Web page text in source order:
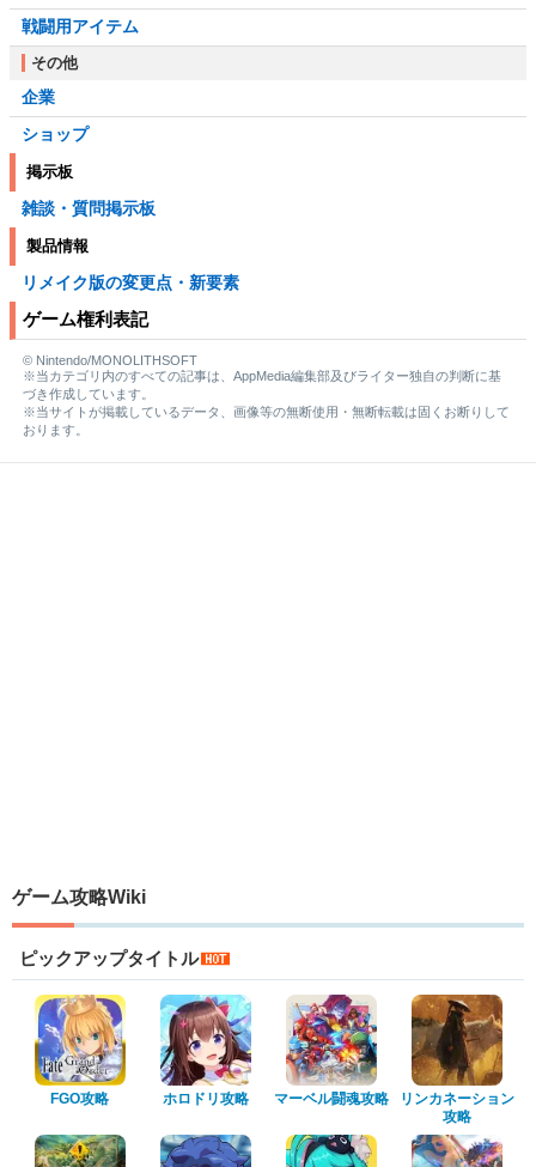
戦闘用アイテム
その他
企業
ショップ
掲示板
雑談・質問掲示板
製品情報
リメイク版の変更点・新要素
ゲーム権利表記
© Nintendo/MONOLITHSOFT
※当カテゴリ内のすべての記事は、AppMedia編集部及びライター独自の判断に基
づき作成しています。
※当サイトが掲載しているデータ、画像等の無断使用・無断転載は固くお断りして
おります。
ゲーム攻略Wiki
ピックアップタイトル
FGO攻略 ホロドリ攻略 マーベル闘魂攻略
リンカネーション
攻略